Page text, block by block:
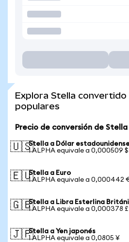
Explora Stella convertido
populares
Precio de conversión de Stella
🇺🇸Stella a Dólar
1 ALPHA equivale a 0,000509 $
🇪🇺Stella a Euro
1 ALPHA equivale a 0,000442
🇬🇧Stella a Libra Esterlina
1 ALPHA equivale a 0,000378 £
🇯🇵Stella a Yen japonés
1 ALPHA equivale a 0,0805 ¥